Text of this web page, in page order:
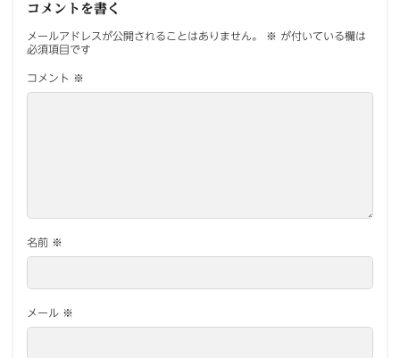
コメントを書く
メールアドレスが公開されることはありません。 ※ が付いている欄は
必須項目です
コメント ※
名前 ※
メール ※